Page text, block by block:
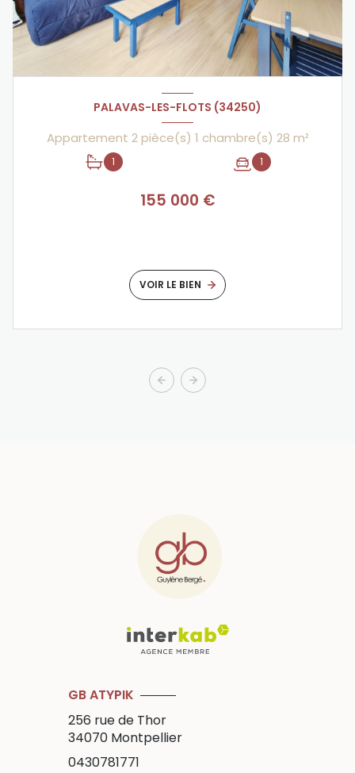
PALAVAS-LES-FLOTS (34250)
Appartement 2 pièce(s) 1 chambre(s) 28 m²
1 1
155 000 €
VOIR LE BIEN
GB ATYPIK
256 rue de Thor
34070 Montpellier
0430781771